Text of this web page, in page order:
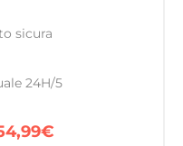
sicura
24H/5